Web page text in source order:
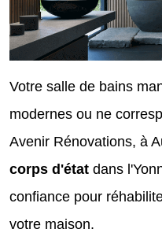
Votre salle de bains
modernes ou ne
Avenir Rénovations, à
corps d'état dans
confiance pour
votre maison.